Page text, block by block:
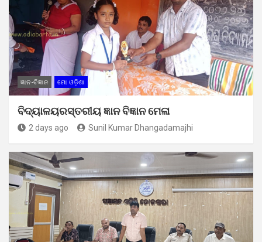
ଜ୍ଞାନ-ବିଜ୍ଞାନ ମୋ ଓଡ଼ିଶା
ବିଦ୍ୟାଳୟରସ୍ତରୀୟ ଜ୍ଞାନ ବିଜ୍ଞାନ ମେଳା
2 days ago Sunil Kumar Dhangadamajhi